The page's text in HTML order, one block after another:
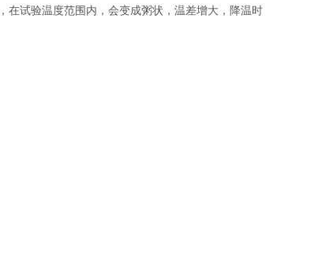
在试验温度范围内，会变成粥状，温差增大，降温时